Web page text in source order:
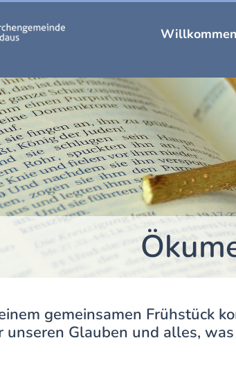
Willkommen
gemeinsamen Frühstück
unseren Glauben und alles,